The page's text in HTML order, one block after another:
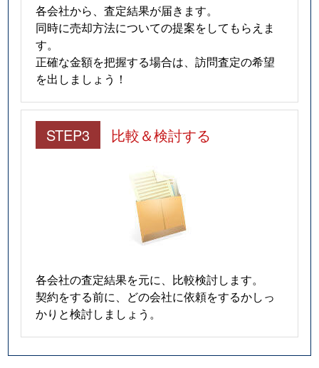
各会社から、査定結果が届きます。
同時に売却方法についての提案をしてもらえま
す。
正確な金額を把握する場合は、訪問査定の希望
を出しましょう！
STEP3 比較＆検討する
各会社の査定結果を元に、比較検討します。
契約をする前に、どの会社に依頼をするかしっ
かりと検討しましょう。